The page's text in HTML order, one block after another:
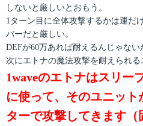
しないと厳しいとおもう。
1ターン目に全体攻撃するかは運だ
バーだと厳しい。
DEFが60万あれば耐えるんじゃない
次にエトナの魔法攻撃を耐えられる
1waveのエトナはスリー
に使って、そのユニッ
ターで攻撃してきます（